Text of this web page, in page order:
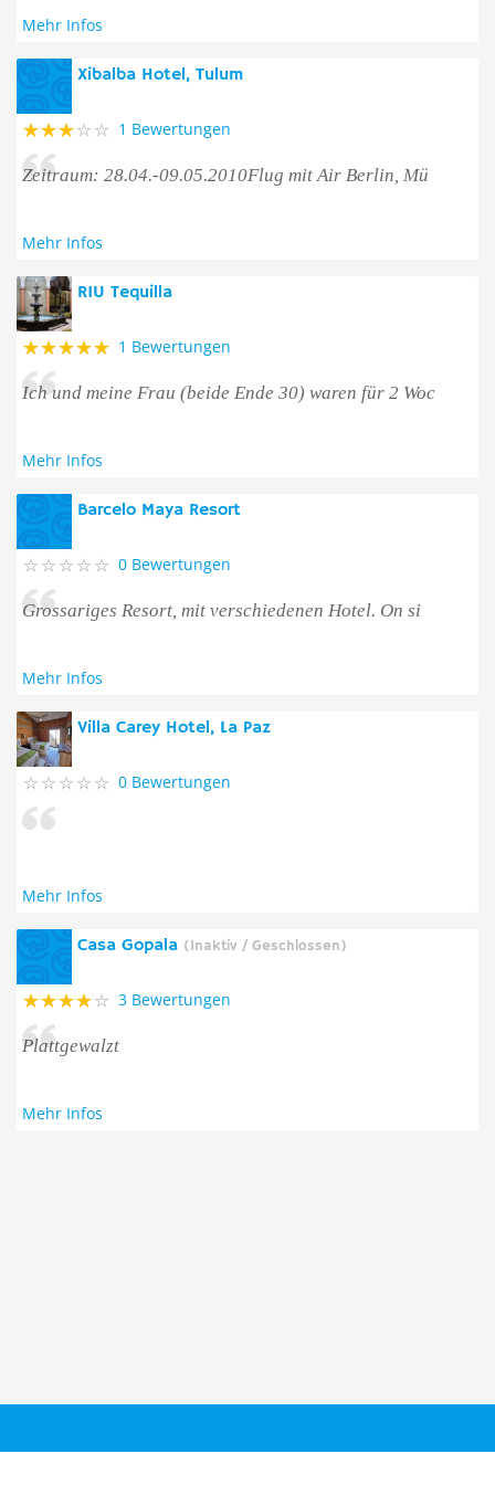
Mehr Infos
Xibalba Hotel, Tulum
1 Bewertungen
Zeitraum: 28.04.-09.05.2010Flug mit Air Berlin, Mü
Mehr Infos
RIU Tequilla
1 Bewertungen
Ich und meine Frau (beide Ende 30) waren für 2 Woc
Mehr Infos
Barcelo Maya Resort
0 Bewertungen
Grossariges Resort, mit verschiedenen Hotel. On si
Mehr Infos
Villa Carey Hotel, La Paz
0 Bewertungen
Mehr Infos
Casa Gopala (Inaktiv / Geschlossen)
3 Bewertungen
Plattgewalzt
Mehr Infos